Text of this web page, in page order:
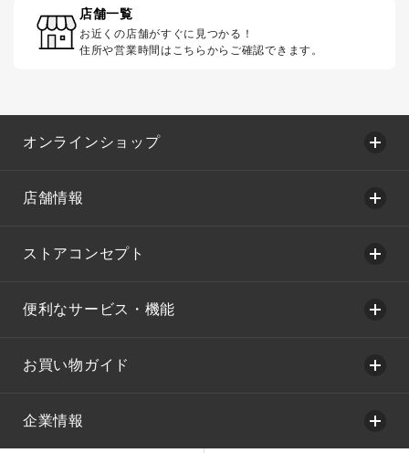
店舗一覧
お近くの店舗がすぐに見つかる！
住所や営業時間はこちらからご確認できます。
オンラインショップ
店舗情報
ストアコンセプト
便利なサービス・機能
お買い物ガイド
企業情報